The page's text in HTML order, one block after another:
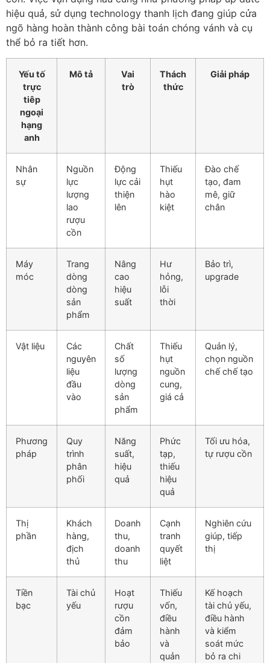
hiệu quả, sử dụng technology thanh lịch đang giúp cửa
ngõ hàng hoàn thành công bài toán chóng vánh và cụ
thể bỏ ra tiết hơn.
Yếu tố
trực
tiêp
ngoại
hạng
anh
Mô tả
Vai
trò
Thách
thức
Giải pháp
Nhân
sự
Nguồn
lực
lượng
lao
rượu
cồn
Động
lực cải
thiện
lên
Thiếu
hụt
hào
kiệt
Đào chế
tạo, đam
mê, giữ
chân
Máy
móc
Trang
dòng
dòng
sản
phẩm
Nâng
cao
hiệu
suất
Hư
hỏng,
lỗi
thời
Bảo trì,
upgrade
Vật liệu
Các
nguyên
liệu
đầu
vào
Chất
số
lượng
dòng
sản
phẩm
Thiếu
hụt
nguồn
cung,
giá cả
Quản lý,
chọn nguồn
chế chế tạo
Phương
pháp
Quy
trình
phân
phối
Năng
suất,
hiệu
quả
Phức
tạp,
thiếu
hiệu
quả
Tối ưu hóa,
tự rượu cồn
Thị
phần
Khách
hàng,
địch
thủ
Doanh
thu,
doanh
thu
Cạnh
tranh
quyết
liệt
Nghiên cứu
giúp, tiếp
thị
Tiền
bạc
Tài chủ
yếu
Hoạt
rượu
cồn
đảm
bảo
Thiếu
vốn,
điều
hành
và
quản
Kế hoạch
tài chủ yếu,
điều hành
và kiểm
soát mức
bỏ ra chi